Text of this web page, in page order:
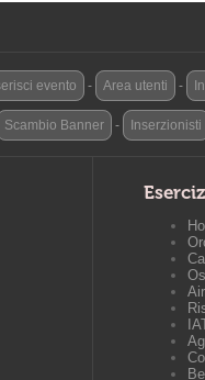
evento - Area utenti -
Scambio Banner - Inserzionisti